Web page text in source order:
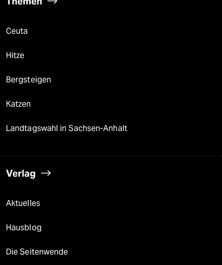
Ceuta
Hitze
Bergsteigen
Katzen
Landtagswahl in Sachsen-Anhalt
Verlag
Aktuelles
Hausblog
Die Seitenwende